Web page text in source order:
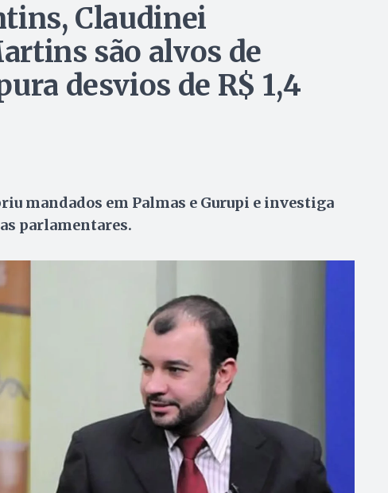
Claudinei
são alvos de
desvios de R$ 1,4
mandados em Palmas e Gurupi e investiga
parlamentares.